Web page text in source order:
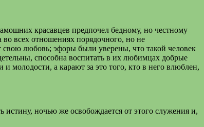
красавцев предпочел бедному, но честному
всех отношениях порядочного, но не
любовь; эфоры были уверены, что такой человек
способна воспитать в их любимцах добрые
молодости, а карают за это того, кто в него влюблен,
истину, ночью же освобождается от этого служения и,